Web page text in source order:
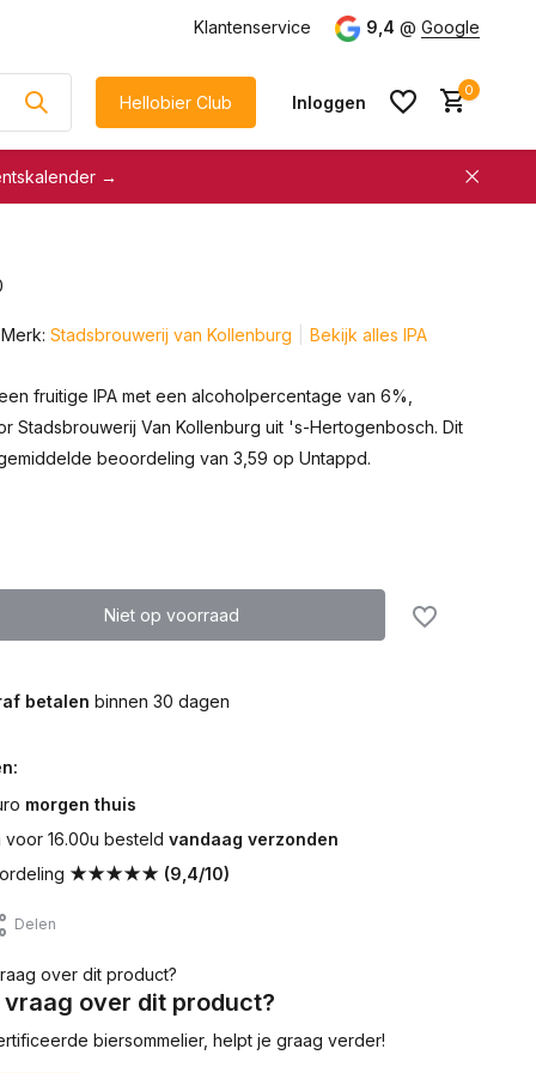
Klantenservice 9,4 @ Google
Hellobier Club Inloggen
Account aanmaken &
spaar automatisch voor
spaar automatisch voor
0
→
Merk: Stadsbrouwerij van Kollenburg Bekijk alles IPA
fruitige IPA met een alcoholpercentage van 6%,
Stadsbrouwerij Van Kollenburg uit 's-Hertogenbosch. Dit
beoordeling van 3,59 op Untappd.
Niet op voorraad
betalen binnen 30 dagen
morgen thuis
16.00u besteld vandaag verzonden
★★★★★ (9,4/10)
Delen
vraag over dit product?
biersommelier, helpt je graag verder!